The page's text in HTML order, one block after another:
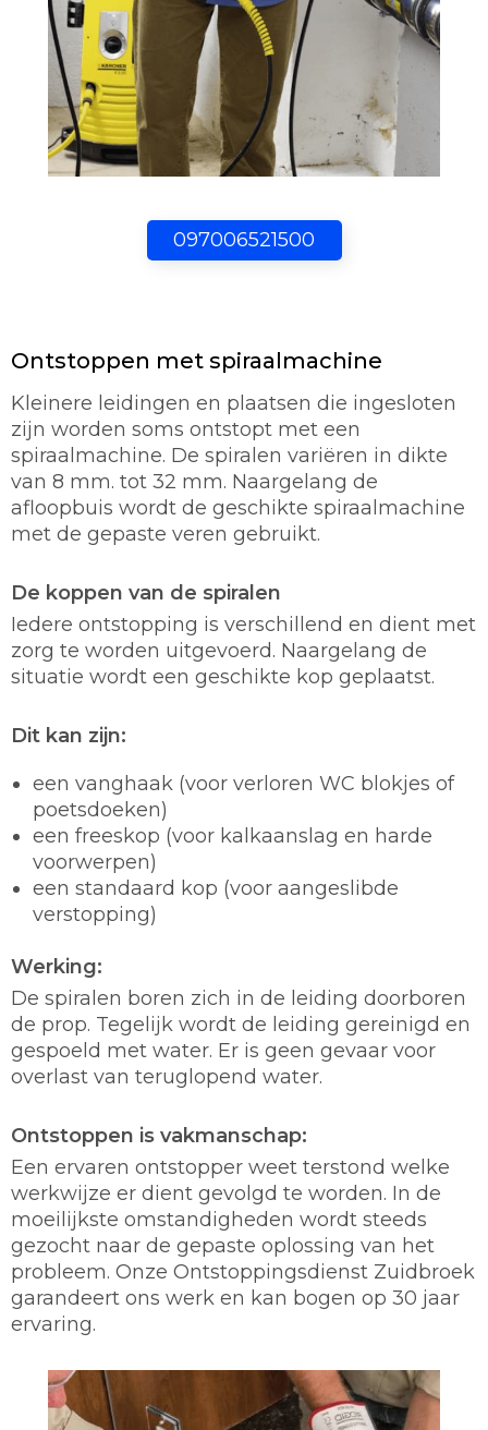
097006521500
Ontstoppen met spiraalmachine
Kleinere leidingen en plaatsen die ingesloten
zijn worden soms ontstopt met een
spiraalmachine. De spiralen variëren in dikte
van 8 mm. tot 32 mm. Naargelang de
afloopbuis wordt de geschikte spiraalmachine
met de gepaste veren gebruikt.
De koppen van de spiralen
Iedere ontstopping is verschillend en dient met
zorg te worden uitgevoerd. Naargelang de
situatie wordt een geschikte kop geplaatst.
Dit kan zijn:
een vanghaak (voor verloren WC blokjes of
poetsdoeken)
een freeskop (voor kalkaanslag en harde
voorwerpen)
een standaard kop (voor aangeslibde
verstopping)
Werking:
De spiralen boren zich in de leiding doorboren
de prop. Tegelijk wordt de leiding gereinigd en
gespoeld met water. Er is geen gevaar voor
overlast van teruglopend water.
Ontstoppen is vakmanschap:
Een ervaren ontstopper weet terstond welke
werkwijze er dient gevolgd te worden. In de
moeilijkste omstandigheden wordt steeds
gezocht naar de gepaste oplossing van het
probleem. Onze Ontstoppingsdienst Zuidbroek
garandeert ons werk en kan bogen op 30 jaar
ervaring.